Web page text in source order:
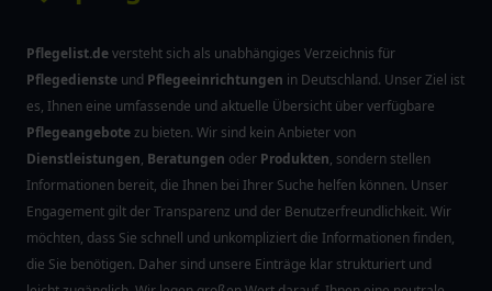
Pflegelist.deversteht sich als unabhängiges Verzeichnis für
Pflegedienste und Pflegeeinrichtungen in Deutschland. Unser Ziel ist
es, Ihnen eine umfassende und aktuelle Übersicht über verfügbare
Pflegeangebotezu bieten. Wir sind kein Anbieter von
Dienstleistungen, Beratungen oder Produkten, sondern stellen
Informationen bereit, die Ihnen bei Ihrer Suche helfen können. Unser
Engagement gilt der Transparenz und der Benutzerfreundlichkeit. Wir
möchten, dass Sie schnell und unkompliziert die Informationen finden,
die Sie benötigen. Daher sind unsere Einträge klar strukturiert und